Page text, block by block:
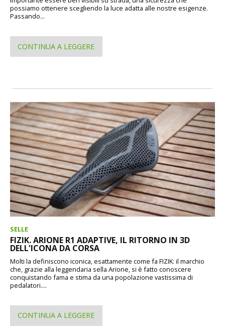
possiamo ottenere scegliendo la luce adatta alle nostre esigenze.
Passando...
CONTINUA A LEGGERE
SELLE
FIZIK. ARIONE R1 ADAPTIVE, IL RITORNO IN 3D
DELL'ICONA DA CORSA
Molti la definiscono iconica, esattamente come fa FIZIK: il marchio
che, grazie alla leggendaria sella Arione, si è fatto conoscere
conquistando fama e stima da una popolazione vastissima di
pedalatori....
CONTINUA A LEGGERE